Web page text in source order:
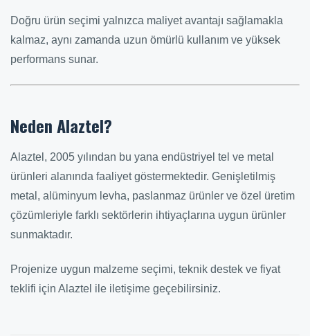
Doğru ürün seçimi yalnızca maliyet avantajı sağlamakla
kalmaz, aynı zamanda uzun ömürlü kullanım ve yüksek
performans sunar.
Neden Alaztel?
Alaztel, 2005 yılından bu yana endüstriyel tel ve metal
ürünleri alanında faaliyet göstermektedir. Genişletilmiş
metal, alüminyum levha, paslanmaz ürünler ve özel üretim
çözümleriyle farklı sektörlerin ihtiyaçlarına uygun ürünler
sunmaktadır.
Projenize uygun malzeme seçimi, teknik destek ve fiyat
teklifi için Alaztel ile iletişime geçebilirsiniz.